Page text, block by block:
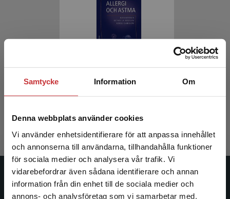
Samtycke Information Om
Denna webbplats använder cookies
Vi använder enhetsidentifierare för att anpassa innehållet
och annonserna till användarna, tillhandahålla funktioner
för sociala medier och analysera vår trafik. Vi
vidarebefordrar även sådana identifierare och annan
information från din enhet till de sociala medier och
annons- och analysföretag som vi samarbetar med.
Begränsad fraktregion
Allergi och astma
Hedlin, G - Larsson, K (red.)
Exkl. moms: 767 kr
Studentlitteratur